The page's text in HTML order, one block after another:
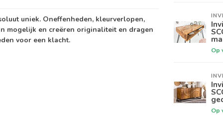
uniek. Oneffenheden, kleurverlopen,
mogelijk en creëren originaliteit en dragen
voor een klacht.
Op
Op